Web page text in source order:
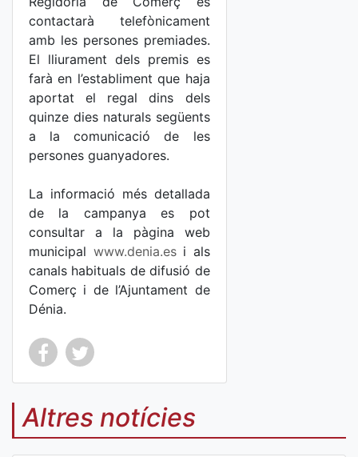
contactarà telefònicament
amb les persones premiades.
El lliurament dels premis es
farà en l’establiment que haja
aportat el regal dins dels
quinze dies naturals següents
a la comunicació de les
persones guanyadores.
La informació més detallada
de la campanya es pot
consultar a la pàgina web
municipal www.denia.esi als
canals habituals de difusió de
Comerç i de l’Ajuntament de
Dénia.
Co
mp
art
Co
mp
art
Altres notícies